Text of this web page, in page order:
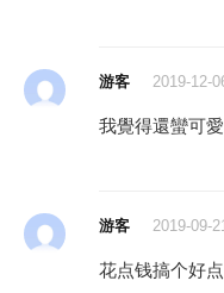
游客 2019-12-
我覺得還蠻可
游客 2019-09-
花点钱搞个好